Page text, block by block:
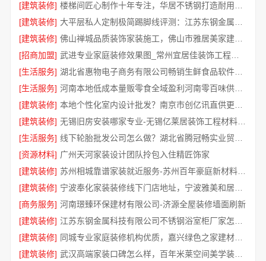
[建筑装修]
[建筑装修]
[建筑装修]
佛山禅城品质装饰家装施工，佛山市雅居美家建筑装饰工程有限公司
[招商加盟]
武进专业家庭装修效果图_常州宜居佳装饰工程有限公司
[生活服务]
湖北省惠物电子商务有限公司畅销生鲜食品软件功能解析
[生活服务]
河南本地低成本量贩零食全域盈利河南零百味供应链有限公司
[建筑装修]
[建筑装修]
无锡旧房安装哪家专业-无锡亿莱居装饰工程材料有限公司
[生活服务]
[资源材料] 广州天河家装设计团队拎包入住精匠饰家
[建筑装修]
苏州相城靠谱家装就近服务-苏州百年豪庭新材料有限公司
[建筑装修]
[商务服务] 河南璟臻环保建材有限公司-济源全屋装修墙面刷新
[建筑装修]
[建筑装修]
同城专业家庭装修机构优质，嘉兴绿色之家建材科技有限公司
[建筑装修]
武汉高端家装口碑怎么样，百年米莱空间美学装饰公司品质见证